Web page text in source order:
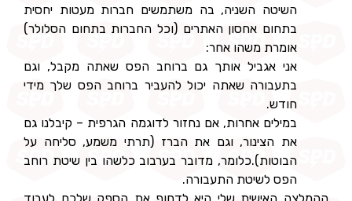
השיטה השניה, בה משתמשים חברות מעטות יחסית
בתחום אחסון האתרים (וכל החברות בתחום הסלולר)
אומרת משהו אחר:
אני אגביל אותך גם ברוחב הפס שאתה מקבל, וגם
בתעבורה שאתה יכול להעביר ברוחב הפס שלך מידי
חודש.
במילים אחרות, אם נחזור לדוגמה הגרפית – קיבלנו גם
את הצינור, וגם את הברז (תרתי משמע, סליחה על
הבוטות).כלומר, מדובר בערבוב כלשהו בין שיטת רוחב
הפס לשיטת התעבורה.